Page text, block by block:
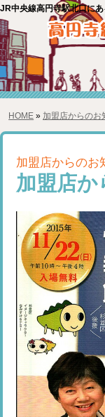
JR中央線高円寺駅北口に
HOME » 加盟店からのお
加盟店からのお
加盟店